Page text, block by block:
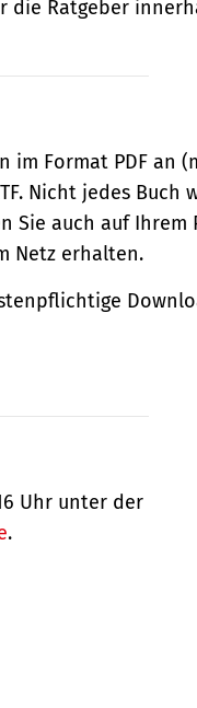
die Ratgeber
im Format PDF an
Nicht jedes Buch
Sie auch auf Ihrem
Netz erhalten.
Uhr unter der
.